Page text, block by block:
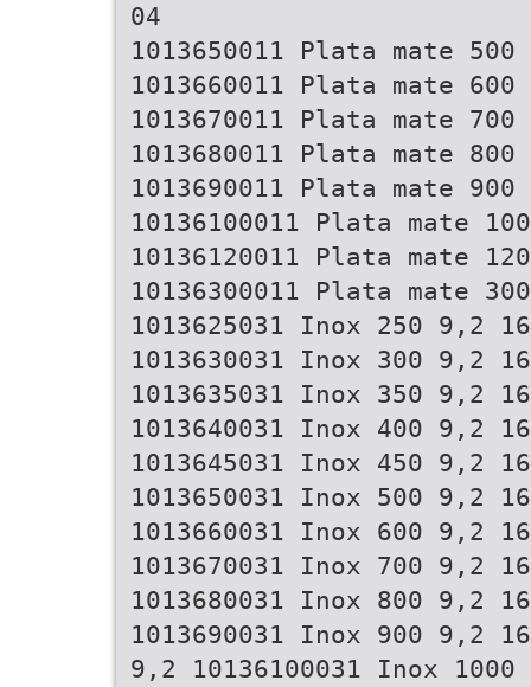
04
1013650011 Plata mate
1013660011 Plata mate
1013670011 Plata mate
1013680011 Plata mate
1013690011 Plata mate
10136100011 Plata mate
10136120011 Plata mate
10136300011 Plata mate
1013625031 Inox 250 9,2
1013630031 Inox 300 9,2
1013635031 Inox 350 9,2
1013640031 Inox 400 9,2
1013645031 Inox 450 9,2
1013650031 Inox 500 9,2
1013660031 Inox 600 9,2
1013670031 Inox 700 9,2
1013680031 Inox 800 9,2
1013690031 Inox 900 9,2
9,2 10136100031 Inox